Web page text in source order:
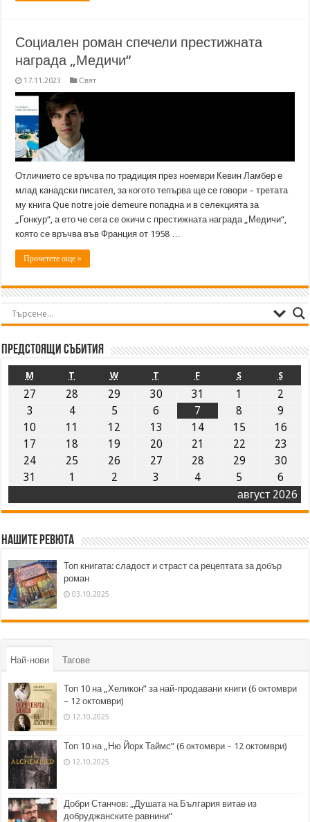
Социален роман спечели престижната
награда „Медичи“
17.11.2023 Свят
Отличието се връчва по традиция през ноември Кевин Ламбер е
млад канадски писател, за когото тепърва ще се говори – третата
му книга Que notre joie demeure попадна и в селекцията за
„Гонкур“, а ето че сега се окичи с престижната награда „Медичи“,
която се връчва във Франция от 1958 …
Прочетете още »
Предстоящи събития
август 2026
M T W T F S S
27 28 29 30 31 1
2
3
4 5 6 7 8
9
10
11 12 13 14 15
16
17
18 19 20 21 22
23
24
25 26 27 28 29
30
31
1 2 3 4 5 6
Нашите ревюта
Топ книгата: сладост и страст са рецептата за добър
роман
03.10.2025
Най-нови Тагове
Топ 10 на „Хеликон” за най-продавани книги (6 октомври
– 12 октомври)
12.10.2025
Топ 10 на „Ню Йорк Таймс” (6 октомври – 12 октомври)
12.10.2025
Добри Станчов: „Душата на България витае из
добруджанските равнини“